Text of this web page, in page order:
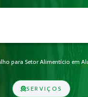
para Setor Alimentício em
SERVIÇOS